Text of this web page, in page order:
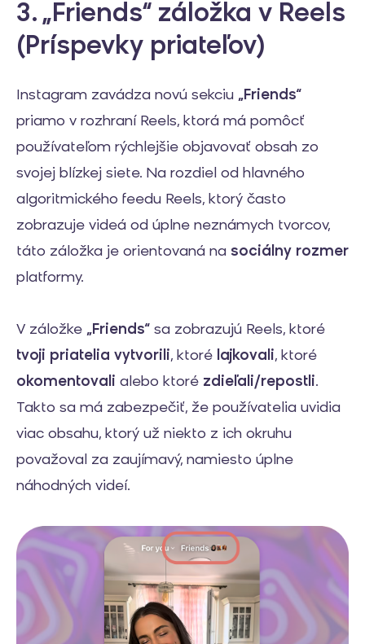
3. „Friends“ záložka v Reels
(Príspevky priateľov)
Instagram zavádza novú sekciu „Friends“
priamo v rozhraní Reels, ktorá má pomôcť
používateľom rýchlejšie objavovať obsah zo
svojej blízkej siete. Na rozdiel od hlavného
algoritmického feedu Reels, ktorý často
zobrazuje videá od úplne neznámych tvorcov,
táto záložka je orientovaná na sociálny rozmer
platformy.
V záložke „Friends“ sa zobrazujú Reels, ktoré
tvoji priatelia vytvorili, ktoré lajkovali, ktoré
okomentovali alebo ktoré zdieľali/repostli.
Takto sa má zabezpečiť, že používatelia uvidia
viac obsahu, ktorý už niekto z ich okruhu
považoval za zaujímavý, namiesto úplne
náhodných videí.